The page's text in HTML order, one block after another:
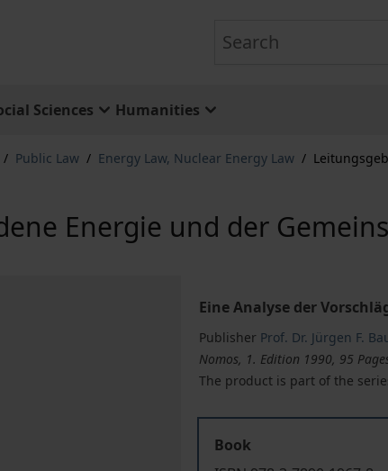
Sciences Humanities
/ Public Law / Energy Law, Nuclear Energy Law /
Energie und der
Eine Analyse der
Publisher Prof. Dr. Jürgen F.
Nomos, 1. Edition 1990, 95
The product is part of the
Book